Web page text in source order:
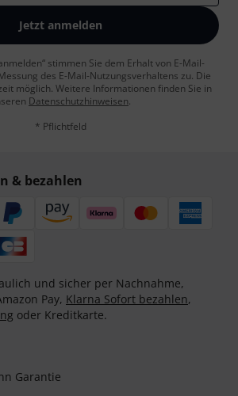
Jetzt anmelden
stimmen Sie dem Erhalt von E-Mail-
des E-Mail-Nutzungsverhaltens zu. Die
möglich. Weitere Informationen finden Sie in
Datenschutzhinweisen.
* Pflichtfeld
& bezahlen
und sicher per Nachnahme,
Pay, Klarna Sofort bezahlen,
oder Kreditkarte.
Garantie